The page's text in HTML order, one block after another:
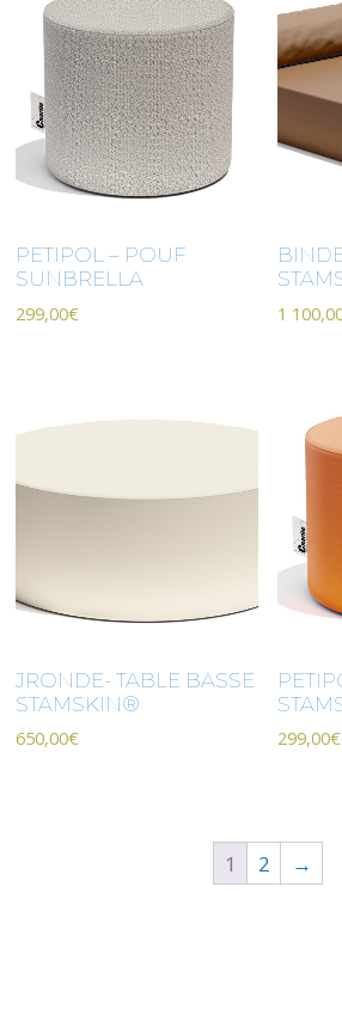
PETIPOL – POUF
SUNBRELLA
299,00€
1
JRONDE- TABLE BASSE
STAMSKIN®
650,00€
299,00€
1 2 →